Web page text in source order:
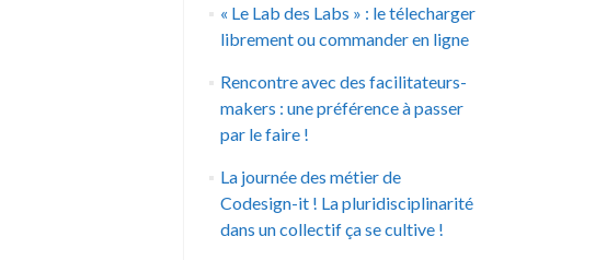
« Le Lab des Labs » : le télecharger
librement ou commander en ligne
Rencontre avec des facilitateurs-
makers : une préférence à passer
par le faire !
La journée des métier de
Codesign-it ! La pluridisciplinarité
dans un collectif ça se cultive !